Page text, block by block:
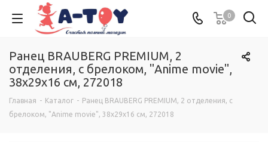
0
Ранец BRAUBERG PREMIUM, 2
отделения, с брелоком, "Anime movie",
38х29х16 см, 272018
Главная - Каталог - Ранец BRAUBERG PREMIUM, 2 отделения, с
брелоком, "Anime movie", 38х29х16 см, 272018